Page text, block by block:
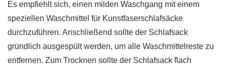
Es empfiehlt sich, einen milden Waschgang mit einem
speziellen Waschmittel für Kunstfaserschlafsäcke
durchzuführen. Anschließend sollte der Schlafsack
gründlich ausgespült werden, um alle Waschmittelreste zu
entfernen. Zum Trocknen sollte der Schlafsack flach